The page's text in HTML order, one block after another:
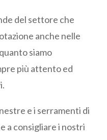
del settore che
anche nelle
siamo
più attento ed
e i serramenti di
a consigliare i nostri